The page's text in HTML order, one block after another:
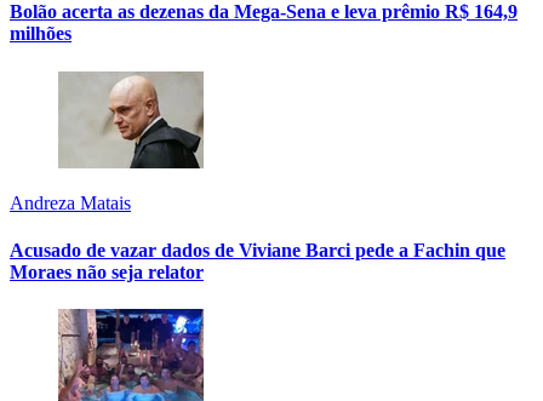
Bolão acerta as dezenas da Mega-Sena e leva prêmio R$ 164,9
milhões
Andreza Matais
Acusado de vazar dados de Viviane Barci pede a Fachin que
Moraes não seja relator